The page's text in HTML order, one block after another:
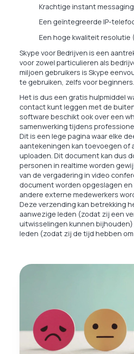
Krachtige instant messaging
Een geïntegreerde IP-
Een hoge kwaliteit resolutie
Skype voor Bedrijven is een
voor zowel particulieren als
miljoen gebruikers is Skype
te gebruiken, zelfs voor beginners.
Het is dus een gratis hulpmiddel
contact kunt leggen met de
software beschikt ook over een
samenwerking tijdens
Dit is een lege pagina waar elke
aantekeningen kan toevoegen of
uploaden. Dit document kan dus
personen in realtime worden
van de vergadering in video
document worden opgeslagen en
andere externe medewerkers
Deze verzending kan betrekking
aanwezige leden (zodat zij een
uitwisselingen kunnen
leden (zodat zij de tijd hebben